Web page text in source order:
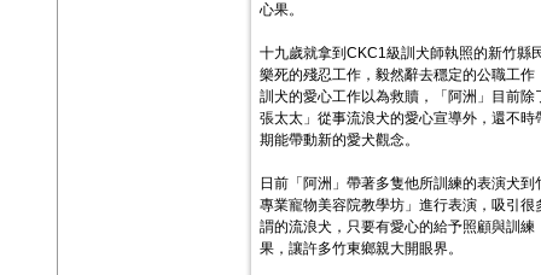
心果。
十九歲就拿到CKC1級訓犬師執照的新竹縣
樂死的殘忍工作，毅然辭去穩定的公職工
訓犬的愛心工作以為救贖，「阿洲」目前
張太太」從事流浪犬的愛心宣導外，還不
期能帶動新的愛犬觀念。
日前「阿洲」帶著多隻他所訓練的表演犬
專業寵物美容院教學坊」進行表演，吸引
謂的流浪犬，只要有愛心的給予照顧與訓
果，讓許多竹東鄉親大開眼界。